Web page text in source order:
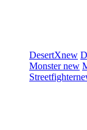
DesertXnew
Monsternew
Streetfighter